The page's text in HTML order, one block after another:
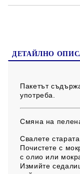
задържат вътре в
ДЕТАЙЛНО
Пакетът
употреба.
Смяна на
Свалете
Почистете с
с олио или
Измийте